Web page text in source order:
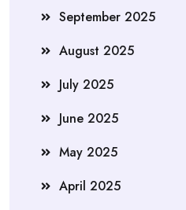
September 2025
August 2025
July 2025
June 2025
May 2025
April 2025